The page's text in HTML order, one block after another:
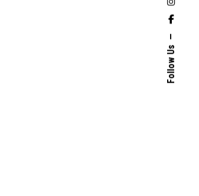
Follow Us